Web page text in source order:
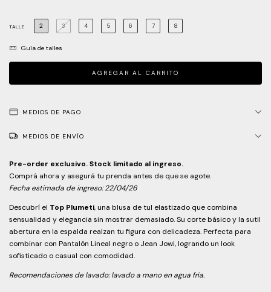
TALLE 2 3 4 5 6 7 8
Guía de talles
MEDIOS DE PAGO
MEDIOS DE ENVÍO
Pre-order exclusivo. Stock limitado al ingreso.
Comprá ahora y asegurá tu prenda antes de que se agote.
Fecha estimada de ingreso: 22/04/26
Descubrí el Top Plumeti, una blusa de tul elastizado que combina
sensualidad y elegancia sin mostrar demasiado. Su corte básico y la sutil
abertura en la espalda realzan tu figura con delicadeza. Perfecta para
combinar con Pantalón Lineal negro o Jean Jowi, logrando un look
sofisticado o casual con comodidad.
Recomendaciones de lavado: lavado a mano en agua fría.